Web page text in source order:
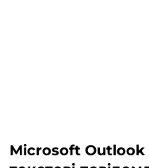
Microsoft